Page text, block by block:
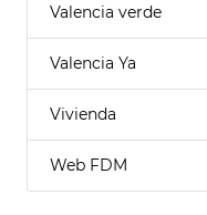
Valencia verde
Valencia Ya
Vivienda
Web FDM